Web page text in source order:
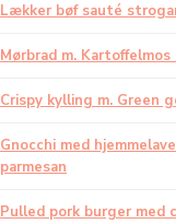
Lækker bøf sauté
Mørbrad m.
Crispy kylling m. Green
Gnocchi med
parmesan
Pulled pork burger med